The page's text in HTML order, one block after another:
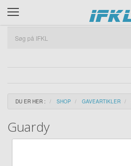
ifkl
DU ER HER : SHOP GAVEARTIKLER
Guardy